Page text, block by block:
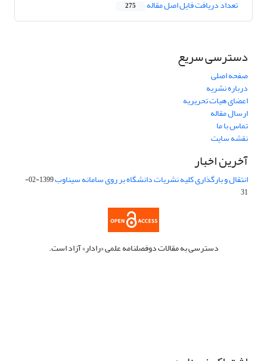
تعداد دریافت فایل اصل مقاله 275
دسترسی سریع
صفحه اصلی
درباره نشریه
اعضای هیات تحریریه
ارسال مقاله
تماس با ما
نقشه سایت
آخرین اخبار
انتقال و بارگذاری کلیه نشریات دانشگاه بر روی سامانه سیناوب
1399-02-
31
دسترسی به مقالات دوفصلنامه علمی «رادار» آزاد است.